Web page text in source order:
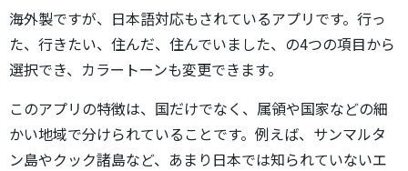
海外製ですが、日本語対応もされているアプリです。行っ
た、行きたい、住んだ、住んでいました、の4つの項目から
選択でき、カラートーンも変更できます。
このアプリの特徴は、国だけでなく、属領や国家などの細
かい地域で分けられていることです。例えば、サンマルタ
ン島やクック諸島など、あまり日本では知られていないエ